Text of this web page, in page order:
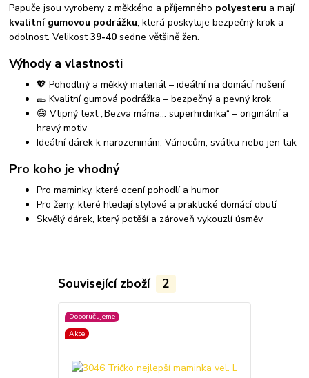
Papuče jsou vyrobeny z měkkého a příjemného polyesteru a mají
kvalitní gumovou podrážku, která poskytuje bezpečný krok a
odolnost. Velikost39-40 sedne většině žen.
Výhody a vlastnosti
💖 Pohodlný a měkký materiál – ideální na domácí nošení
🥿 Kvalitní gumová podrážka – bezpečný a pevný krok
😄 Vtipný text „Bezva máma… superhrdinka“ – originální a
hravý motiv
Ideální dárek k narozeninám, Vánocům, svátku nebo jen tak
Pro koho je vhodný
Pro maminky, které ocení pohodlí a humor
Pro ženy, které hledají stylové a praktické domácí obutí
Skvělý dárek, který potěší a zároveň vykouzlí úsměv
Související zboží 2
Doporučujeme
Akce